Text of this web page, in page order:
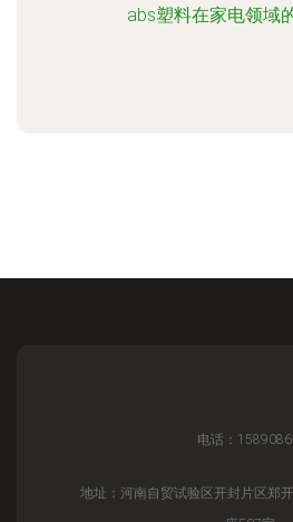
abs塑料在家电领域
电话：
地址：河南自贸试验区开封片区郑